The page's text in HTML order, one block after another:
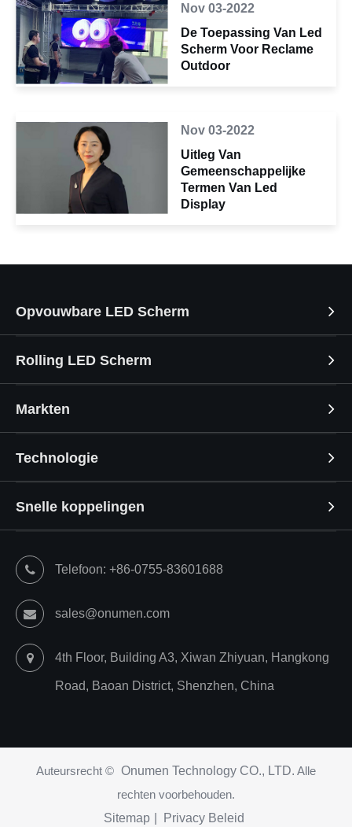
Nov 03-2022
De Toepassing Van Led
Scherm Voor Reclame
Outdoor
Nov 03-2022
Uitleg Van
Gemeenschappelijke
Termen Van Led
Display
Opvouwbare LED Scherm
Rolling LED Scherm
Markten
Technologie
Snelle koppelingen
Telefoon: +86-0755-83601688
sales@onumen.com
4th Floor, Building A3, Xiwan Zhiyuan, Hangkong
Road, Baoan District, Shenzhen, China
Auteursrecht © Onumen Technology CO., LTD. Alle
rechten voorbehouden.
Sitemap
Privacy Beleid